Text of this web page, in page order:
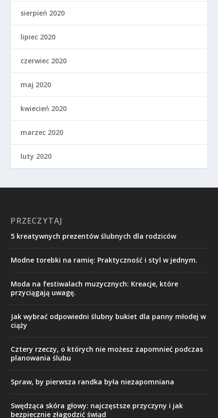
sierpień 2020
lipiec 2020
czerwiec 2020
maj 2020
kwiecień 2020
marzec 2020
luty 2020
PRZECZYTAJ
5 kreatywnych prezentów ślubnych dla rodziców
Modne torebki na ramię: Praktyczność i styl w jednym.
Moda na festiwalach muzycznych: Kreacje, które
przyciągają uwagę.
Jak wybrać odpowiedni ślubny bukiet dla panny młodej w
ciąży
Cztery rzeczy, o których nie możesz zapomnieć podczas
planowania ślubu
Spraw, by pierwsza randka była niezapomniana
Swędząca skóra głowy: najczęstsze przyczyny i jak
bezpiecznie złagodzić świąd